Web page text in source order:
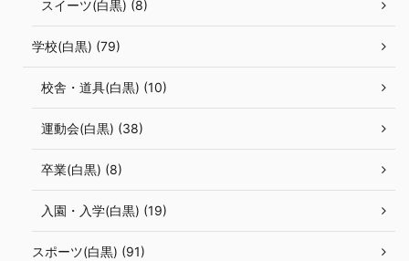
スイーツ(白黒) (8)
学校(白黒) (79)
校舎・道具(白黒) (10)
運動会(白黒) (38)
卒業(白黒) (8)
入園・入学(白黒) (19)
スポーツ(白黒) (91)